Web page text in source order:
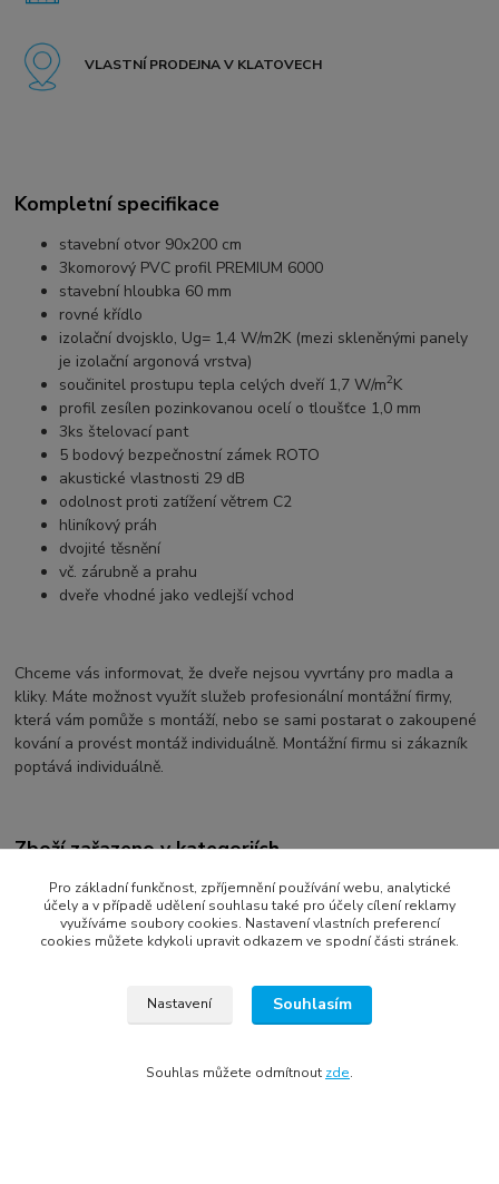
VLASTNÍ PRODEJNA V KLATOVECH
Kompletní specifikace
stavební otvor 90x200 cm
3komorový PVC profil PREMIUM 6000
stavební hloubka 60 mm
rovné křídlo
izolační dvojsklo, Ug= 1,4 W/m2K (mezi skleněnými panely
je izolační argonová vrstva)
součinitel prostupu tepla celých dveří 1,7 W/m2K
profil zesílen pozinkovanou ocelí o tloušťce 1,0 mm
3ks štelovací pant
5 bodový bezpečnostní zámek ROTO
akustické vlastnosti 29 dB
odolnost proti zatížení větrem C2
hliníkový práh
dvojité těsnění
vč. zárubně a prahu
dveře vhodné jako vedlejší vchod
Chceme vás informovat, že dveře nejsou vyvrtány pro madla a
kliky. Máte možnost využít služeb profesionální montážní firmy,
která vám pomůže s montáží, nebo se sami postarat o zakoupené
kování a provést montáž individuálně. Montážní firmu si zákazník
poptává individuálně.
Zboží zařazeno v kategoriích
plastové vchodové dveře
1 křídlo
vchodové dveře Plzeň
vchodové dveře - antracit
plastové vchodové dveře - zlatý dub
Pro základní funkčnost, zpříjemnění používání webu, analytické
účely a v případě udělení souhlasu také pro účely cílení reklamy
využíváme soubory cookies. Nastavení vlastních preferencí
cookies můžete kdykoli upravit odkazem ve spodní části stránek.
Nastavení Souhlasím
Souhlas můžete odmítnout zde.